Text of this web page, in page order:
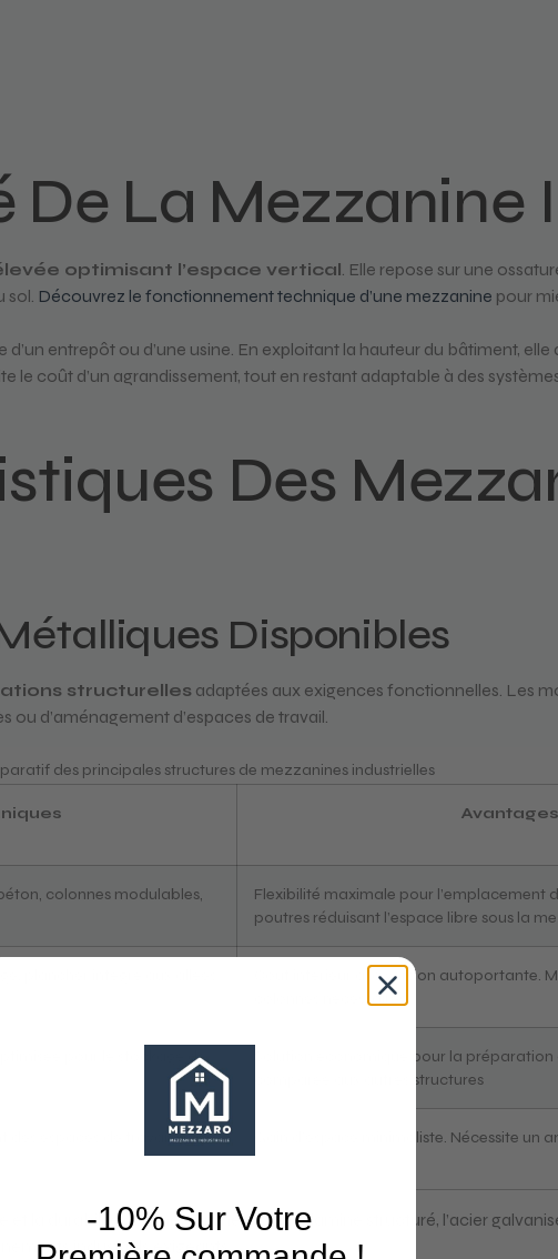
De La Mezzanine
optimisant l’espace vertical . Elle repose sur une
sol. Découvrez le fonctionnement technique d’une mezzanine pour
d’un entrepôt ou d’une usine. En exploitant la hauteur du bâtiment,
le coût d’un agrandissement, tout en restant adaptable à des
Des
Disponibles
structurelles adaptées aux exigences fonctionnelles. Les
d’aménagement d’espaces de travail.
des principales structures de mezzanines industrielles
colonnes modulables,
Flexibilité maximale pour l’emplacement
poutres réduisant l’espace libre sous la
plancher intégré aux allées
Coût inférieur à la version autoportante.
colonnes nécessaires
pour le stockage de
Solution économique pour la
comparée aux autres structures
des espaces de travail
Gain d’espace minimaliste. Nécessite un
la durabilité des mezzanines. L’acier laminé structuré, l’acier
industriels exigeants.
-10% Sur Votre